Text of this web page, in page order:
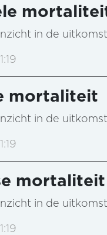
in de
mortaliteit
in de
mortaliteit
in de